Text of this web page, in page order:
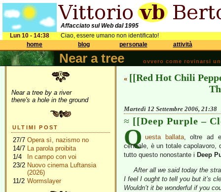
Affacciato sul Web dal 1995
Lun 10 - 14:38
Ciao, essere umano non identificato!
home
blog personale attività
Near a tree ovvero come rovinarsi
Near a tree by a river
there's a hole in the ground
ULTIMI POST
27/7 Opera sì, nazismo no
14/7 La parola proibita
1/4
In campo con voi
23/2 Nuovo cinema Luftansia
(2026)
11/2 Wormslayer
« [[Red Hot Chili
Martedì 12 Settembre 2006, 21:38
[[Deep Purple –
Q uesta ballata, oltre ad
centrale, è un totale capolavoro,
tutto questo nonostante i Deep
After all we said today the
I feel I ought to tell you but it’s
Wouldn’t it be wonderful if you